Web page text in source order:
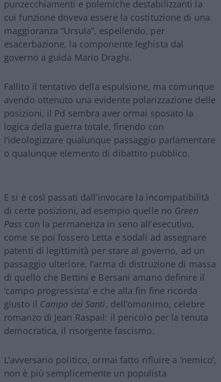
punzecchiamenti e polemiche destabilizzanti la
cui funzione doveva essere la costituzione di una
maggioranza “Ursula”, espellendo, per
esacerbazione, la componente leghista dal
governo a guida Mario Draghi.
Fallito il tentativo della espulsione, ma comunque
avendo ottenuto una evidente polarizzazione delle
posizioni, il Pd sembra aver ormai sposato la
logica della guerra totale, finendo con
l’ideologizzare qualunque passaggio parlamentare
o qualunque elemento di dibattito pubblico.
E si è così passati dall’invocare la incompatibilità
di certe posizioni, ad esempio quelle no Green
Pass con la permanenza in seno all’esecutivo,
come se poi fossero Letta e sodali ad assegnare
patenti di legittimità per stare al governo, ad un
passaggio ulteriore, l’arma di distruzione di massa
di quello che Bettini e Bersani amano definire il
‘campo progressista’ e che alla fin fine ricorda
giusto il Campo dei Santi, dell’omonimo, celebre
romanzo di Jean Raspail: il pericolo per la tenuta
democratica, il risorgente fascismo.
L’avversario politico, ormai fatto rifluire a ‘nemico’,
non è più semplicemente un populista